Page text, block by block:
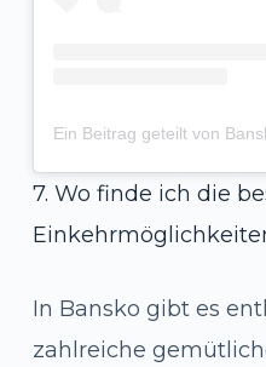
7. Wo finde ich die
In Bansko gibt es
zahlreiche